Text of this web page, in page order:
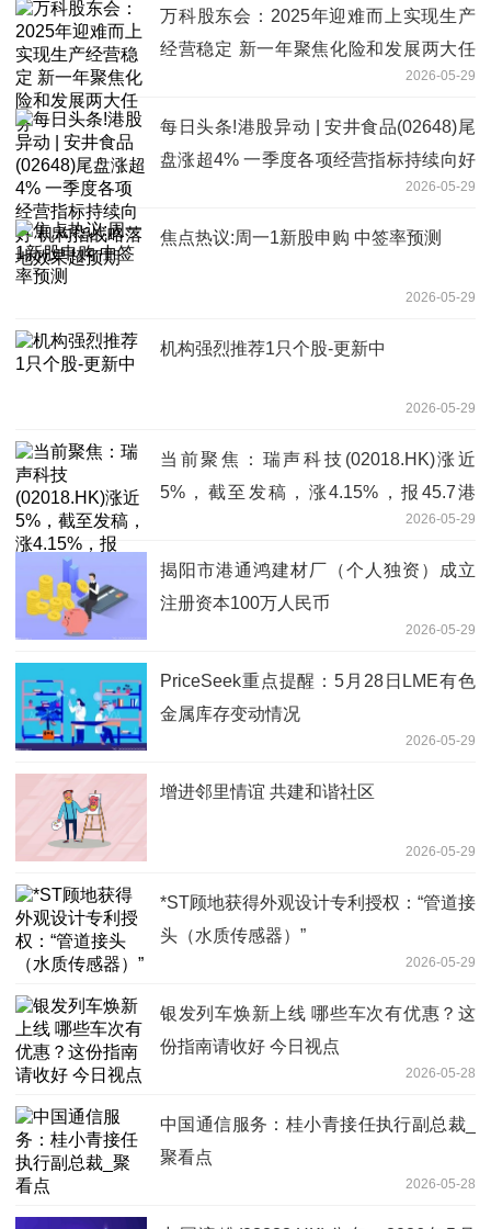
万科股东会：2025年迎难而上实现生产
经营稳定 新一年聚焦化险和发展两大任
2026-05-29
每日头条!港股异动 | 安井食品(02648)尾
盘涨超4% 一季度各项经营指标持续向好
2026-05-29
焦点热议:周一1新股申购 中签率预测
2026-05-29
机构强烈推荐1只个股-更新中
2026-05-29
当前聚焦：瑞声科技(02018.HK)涨近
5%，截至发稿，涨4.15%，报45.7港
2026-05-29
揭阳市港通鸿建材厂（个人独资）成立
注册资本100万人民币
2026-05-29
PriceSeek重点提醒：5月28日LME有色
金属库存变动情况
2026-05-29
增进邻里情谊 共建和谐社区
2026-05-29
*ST顾地获得外观设计专利授权：“管道接
头（水质传感器）”
2026-05-29
银发列车焕新上线 哪些车次有优惠？这
份指南请收好 今日视点
2026-05-28
中国通信服务：桂小青接任执行副总裁_
聚看点
2026-05-28